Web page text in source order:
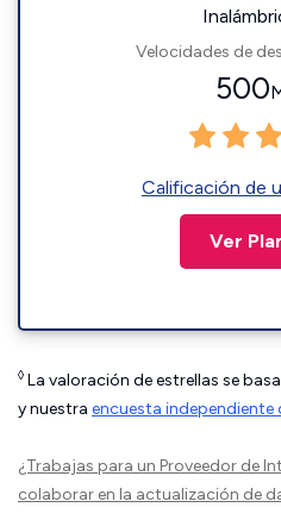
Velocidades de
500
Calificación de
Ver
◊ La valoración de estrellas se
y nuestra encuesta
¿Trabajas para un Proveedor de
colaborar en la actualización de